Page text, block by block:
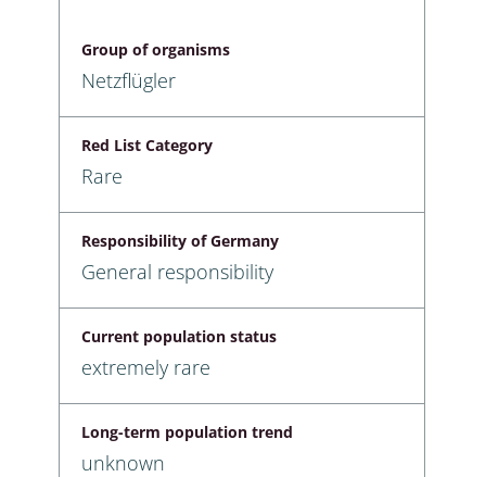
Group of organisms
Netzflügler
Red List Category
Rare
Responsibility of Germany
General responsibility
Current population status
extremely rare
Long-term population trend
unknown